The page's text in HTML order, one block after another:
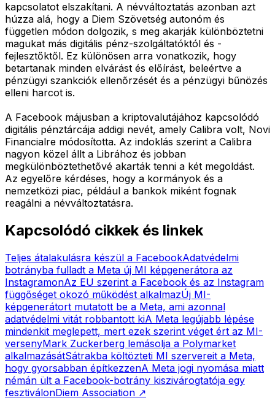
kapcsolatot elszakítani. A névváltoztatás azonban azt
húzza alá, hogy a Diem Szövetség autonóm és
független módon dolgozik, s meg akarják különböztetni
magukat más digitális pénz-szolgáltatóktól és -
fejlesztőktől. Ez különösen arra vonatkozik, hogy
betartanak minden elvárást és előírást, beleértve a
pénzügyi szankciók ellenőrzését és a pénzügyi bűnözés
elleni harcot is.
A Facebook májusban a kriptovalutájához kapcsolódó
digitális pénztárcája addigi nevét, amely Calibra volt, Novi
Financialre módosította. Az indoklás szerint a Calibra
nagyon közel állt a Librához és jobban
megkülönböztethetővé akarták tenni a két megoldást.
Az egyelőre kérdéses, hogy a kormányok és a
nemzetközi piac, például a bankok miként fognak
reagálni a névváltoztatásra.
Kapcsolódó cikkek és linkek
Teljes átalakulásra készül a FacebookAdatvédelmi
botrányba fulladt a Meta új MI képgenerátora az
InstagramonAz EU szerint a Facebook és az Instagram
függőséget okozó működést alkalmazÚj MI-
képgenerátort mutatott be a Meta, ami azonnal
adatvédelmi vitát robbantott kiA Meta legújabb lépése
mindenkit meglepett, mert ezek szerint véget ért az MI-
versenyMark Zuckerberg lemásolja a Polymarket
alkalmazásátSátrakba költözteti MI szervereit a Meta,
hogy gyorsabban építkezzenA Meta jogi nyomása miatt
némán ült a Facebook-botrány kiszivárogtatója egy
fesztiválonDiem Association ↗